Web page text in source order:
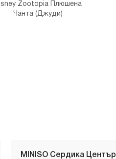
Zootopia Плюшена
Чанта (Джуди)
MINISO Сердика Център